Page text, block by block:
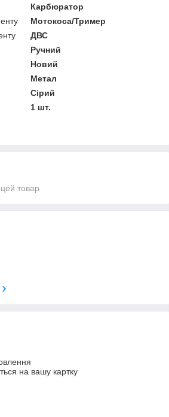
Карбюратор
Мотокоса/Тример
ДВС
Ручний
Новий
Метал
Сірий
1 шт.
товар
на вашу картку